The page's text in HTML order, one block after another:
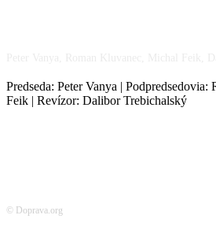
Predseda: Peter Vanya |
Feik | Revízor: Dalibor Trebichalský
© Doprava.org